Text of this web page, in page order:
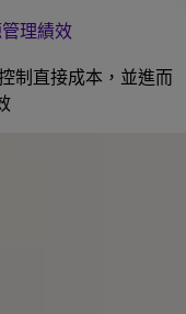
理績效
制直接成本，並進而